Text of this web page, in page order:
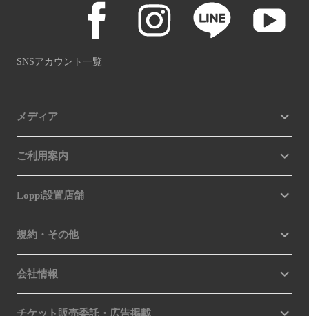
SNSアカウント一覧
メディア
ご利用案内
Loppi設置店舗
規約・その他
会社情報
チケット販売委託・広告掲載